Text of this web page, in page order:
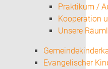
Praktikum /
Kooperation
Unsere
Evangelischer